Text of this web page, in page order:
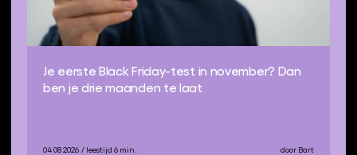
Je eerste Black Friday-test in november? Dan
ben je drie maanden te laat
04 08 2026 / leestijd 6 min. door Bart